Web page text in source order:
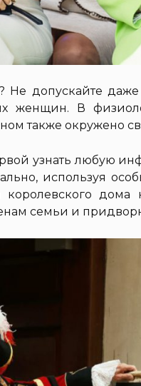
Не допускайте
женщин. В
также окружено
узнать любую
используя
королевского
семьи и